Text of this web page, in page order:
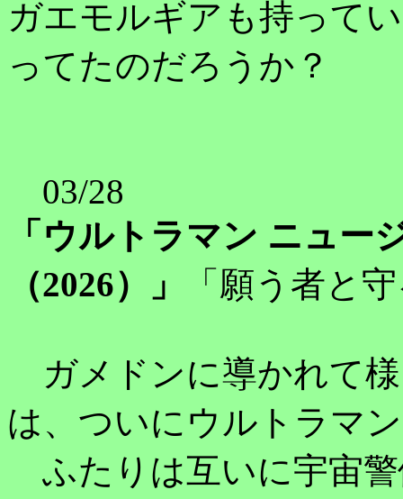
ガエモルギアも持って
ってたのだろうか？
03/28
「ウルトラマン ニュー
（2026）」
「願う者と
ガメドンに導かれて
は、ついにウルトラマ
ふたりは互いに宇宙